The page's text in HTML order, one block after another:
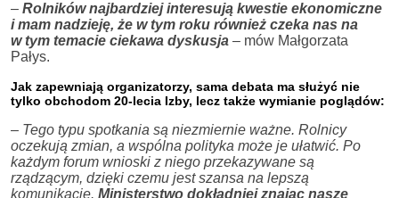
– Rolników najbardziej interesują kwestie ekonomiczne
i mam nadzieję, że w tym roku również czeka nas na
w tym temacie ciekawa dyskusja – mów Małgorzata
Pałys.
Jak zapewniają organizatorzy, sama debata ma służyć nie
tylko obchodom 20-lecia Izby, lecz także wymianie poglądów:
– Tego typu spotkania są niezmiernie ważne. Rolnicy
oczekują zmian, a wspólna polityka może je ułatwić. Po
każdym forum wnioski z niego przekazywane są
rządzącym, dzięki czemu jest szansa na lepszą
komunikację. Ministerstwo dokładniej znając nasze